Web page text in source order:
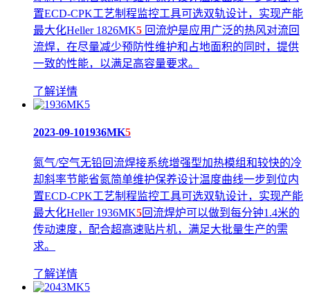
置ECD-CPK工艺制程监控工具可选双轨设计，实现产能
最大化Heller 1826MK5 回流炉是应用广泛的热风对流回
流焊，在尽量减少预防性维护和占地面积的同时，提供
一致的性能，以满足高容量要求。
了解详情
2023-09-101936MK5
氮气/空气无铅回流焊接系统增强型加热模组和较快的冷
却斜率节能省氮简单维护保养设计温度曲线一步到位内
置ECD-CPK工艺制程监控工具可选双轨设计，实现产能
最大化Heller 1936MK5回流焊炉可以做到每分钟1.4米的
传动速度，配合超高速贴片机，满足大批量生产的需
求。
了解详情